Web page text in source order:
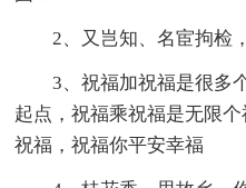
2、又岂知、名宦拘检
3、祝福加祝福是很多
起点，祝福乘祝福是无限
祝福，祝福你平安幸福